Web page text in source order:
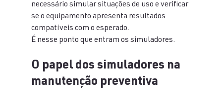
necessário simular situações de uso e verificar
se o equipamento apresenta resultados
compatíveis com o esperado.
É nesse ponto que entram os simuladores.
O papel dos simuladores na
manutenção preventiva